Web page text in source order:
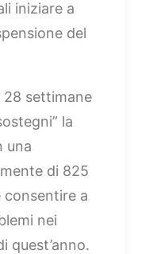
iniziare a
del
28 settimane
la
una
di 825
a
nei
quest’anno.